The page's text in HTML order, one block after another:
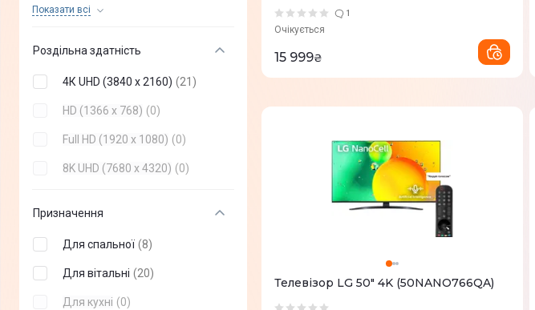
Setup (0)
2E (0 )
Toshiba ( 0)
realme 0)
Thomson (0)
Показати всi
86" (1
48" (0)
58"
60" )
70"
Роздільна здатність
4К UHD (3840 x 2160) (21 )
HD (1366 x 768) (0)
Full HD (1920 x 1080) (0)
8K UHD (7680 x 4320) (0)
Призначення
Для спальної (8)
Для вітальні (20)
Для кухні (0)
1
Очікується
15 999₴
Телевізор LG 50" 4K (50NANO766QA)